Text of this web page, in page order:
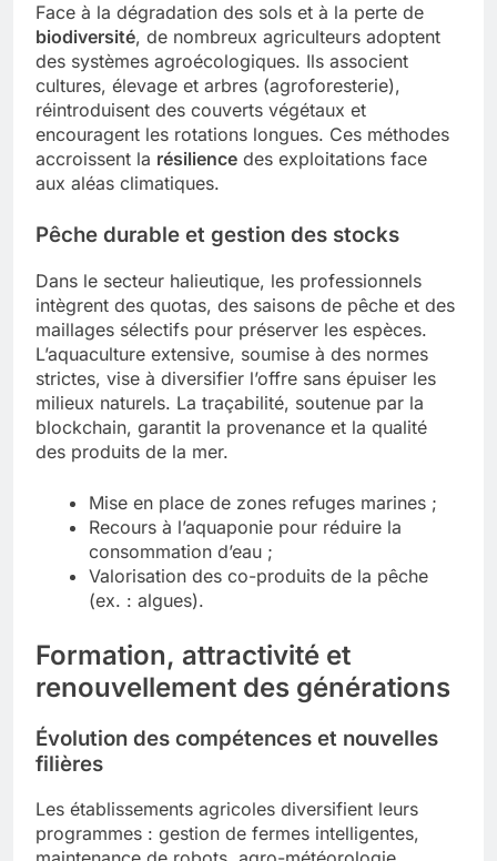
Face à la dégradation des sols et à la perte de
biodiversité, de nombreux agriculteurs adoptent
des systèmes agroécologiques. Ils associent
cultures, élevage et arbres (agroforesterie),
réintroduisent des couverts végétaux et
encouragent les rotations longues. Ces méthodes
accroissent la résilience des exploitations face
aux aléas climatiques.
Pêche durable et gestion des stocks
Dans le secteur halieutique, les professionnels
intègrent des quotas, des saisons de pêche et des
maillages sélectifs pour préserver les espèces.
L’aquaculture extensive, soumise à des normes
strictes, vise à diversifier l’offre sans épuiser les
milieux naturels. La traçabilité, soutenue par la
blockchain, garantit la provenance et la qualité
des produits de la mer.
Mise en place de zones refuges marines ;
Recours à l’aquaponie pour réduire la
consommation d’eau ;
Valorisation des co-produits de la pêche
(ex. : algues).
Formation, attractivité et
renouvellement des générations
Évolution des compétences et nouvelles
filières
Les établissements agricoles diversifient leurs
programmes : gestion de fermes intelligentes,